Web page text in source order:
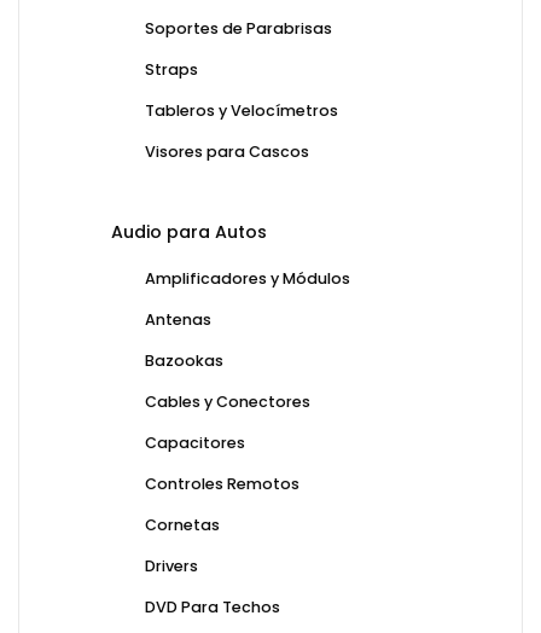
Soportes de Parabrisas
Straps
Tableros y Velocímetros
Visores para Cascos
Audio para Autos
Amplificadores y Módulos
Antenas
Bazookas
Cables y Conectores
Capacitores
Controles Remotos
Cornetas
Drivers
DVD Para Techos